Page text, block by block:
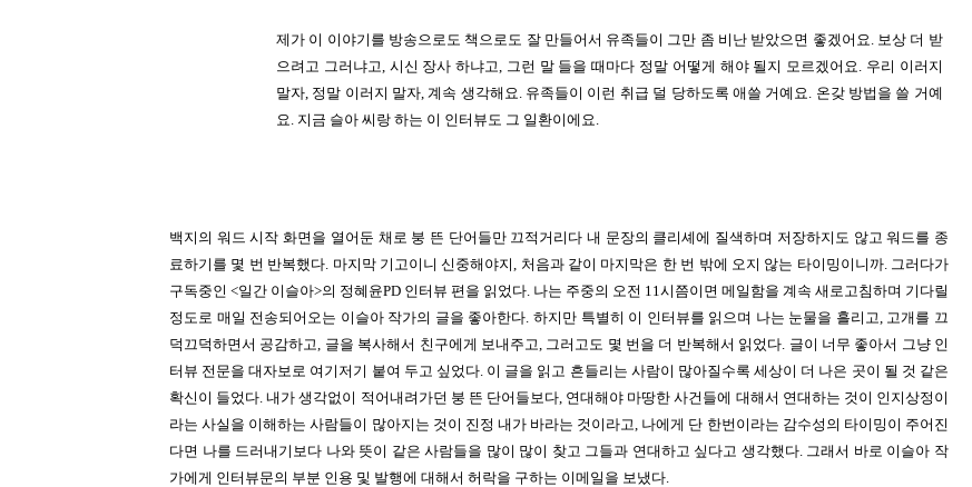
제가 이 이야기를 방송으로도 책으로도 잘 만들어서 유족들이 그만 좀 비난 받았으면 좋겠어요. 보상 더 받
으려고 그러냐고, 시신 장사 하냐고, 그런 말 들을 때마다 정말 어떻게 해야 될지 모르겠어요. 우리 이러지
말자, 정말 이러지 말자, 계속 생각해요. 유족들이 이런 취급 덜 당하도록 애쓸 거예요. 온갖 방법을 쓸 거예
요. 지금 슬아 씨랑 하는 이 인터뷰도 그 일환이에요.
백지의 워드 시작 화면을 열어둔 채로 붕 뜬 단어들만 끄적거리다 내 문장의 클리셰에 질색하며 저장하지도 않고 워드를 종
료하기를 몇 번 반복했다. 마지막 기고이니 신중해야지, 처음과 같이 마지막은 한 번 밖에 오지 않는 타이밍이니까. 그러다가
구독중인 <일간 이슬아>의 정혜윤PD 인터뷰 편을 읽었다. 나는 주중의 오전 11시쯤이면 메일함을 계속 새로고침하며 기다릴
정도로 매일 전송되어오는 이슬아 작가의 글을 좋아한다. 하지만 특별히 이 인터뷰를 읽으며 나는 눈물을 흘리고, 고개를 끄
덕끄덕하면서 공감하고, 글을 복사해서 친구에게 보내주고, 그러고도 몇 번을 더 반복해서 읽었다. 글이 너무 좋아서 그냥 인
터뷰 전문을 대자보로 여기저기 붙여 두고 싶었다. 이 글을 읽고 흔들리는 사람이 많아질수록 세상이 더 나은 곳이 될 것 같은
확신이 들었다. 내가 생각없이 적어내려가던 붕 뜬 단어들보다, 연대해야 마땅한 사건들에 대해서 연대하는 것이 인지상정이
라는 사실을 이해하는 사람들이 많아지는 것이 진정 내가 바라는 것이라고, 나에게 단 한번이라는 감수성의 타이밍이 주어진
다면 나를 드러내기보다 나와 뜻이 같은 사람들을 많이 많이 찾고 그들과 연대하고 싶다고 생각했다. 그래서 바로 이슬아 작
가에게 인터뷰문의 부분 인용 및 발행에 대해서 허락을 구하는 이메일을 보냈다.